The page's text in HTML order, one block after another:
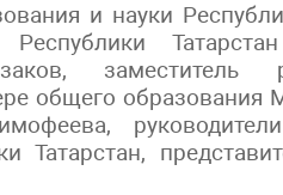
и науки
заместитель
общего образования
Татарстан,